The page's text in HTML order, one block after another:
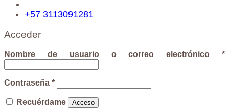
+57 3113091281
Acceder
Nombre de usuario o correo electrónico *
Contraseña *
Recuérdame Acceso